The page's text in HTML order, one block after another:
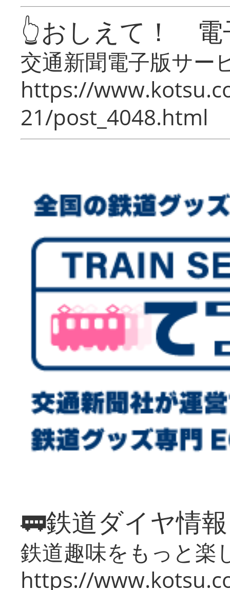
👆おしえて！ 電
交通新聞電子版サー
https://
21/post_4048.html
🚃鉄道ダイヤ情
鉄道趣味をもっと楽
https://